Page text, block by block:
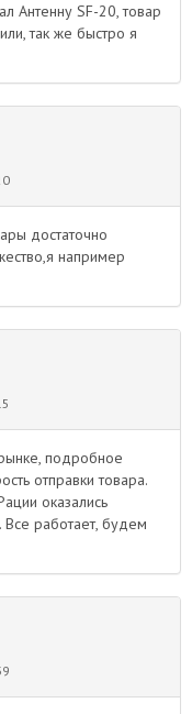
Антенну SF-20, товар
так же быстро я
достаточно
например
подробное
отправки товара.
оказались
работает, будем